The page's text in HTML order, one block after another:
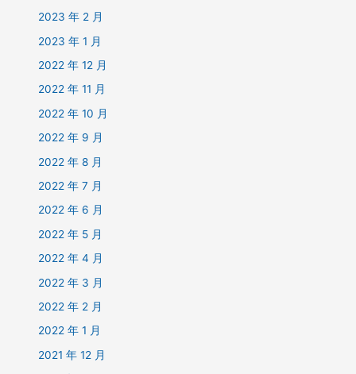
2023 年 2 月
2023 年 1 月
2022 年 12 月
2022 年 11 月
2022 年 10 月
2022 年 9 月
2022 年 8 月
2022 年 7 月
2022 年 6 月
2022 年 5 月
2022 年 4 月
2022 年 3 月
2022 年 2 月
2022 年 1 月
2021 年 12 月